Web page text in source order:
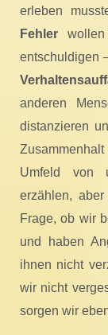
erleben
Fehler
entschuldigen
anderen
distanzieren
Umfeld von
erzählen,
Frage, ob wir
und haben
ihnen nicht
wir nicht
sorgen wir